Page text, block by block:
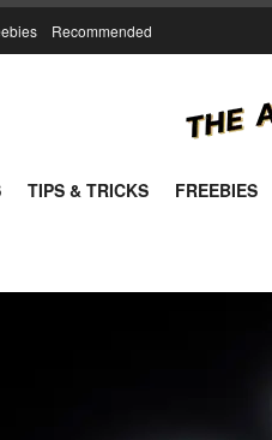
Recommended
TIPS & TRICKS FREEBIES